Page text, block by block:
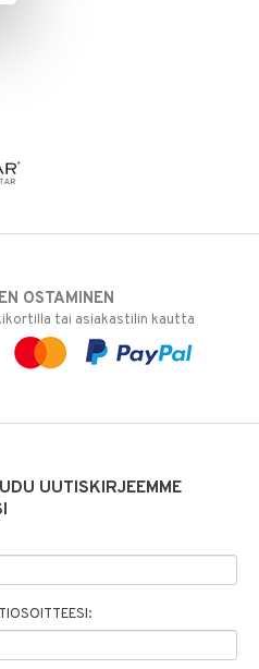
OSTAMINEN
tai asiakastilin kautta
UUTISKIRJEEMME